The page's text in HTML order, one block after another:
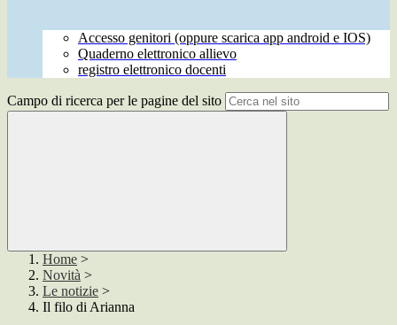
Accesso genitori (oppure scarica app android e IOS)
Quaderno elettronico allievo
registro elettronico docenti
Campo di ricerca per le pagine del sito
Home >
Novità >
Le notizie >
Il filo di Arianna